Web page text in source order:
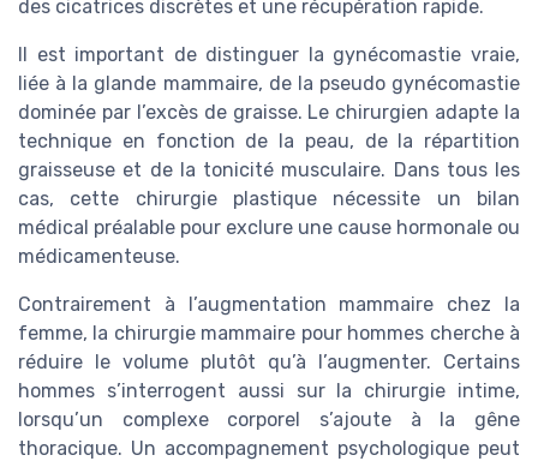
des cicatrices discrètes et une récupération rapide.
Il est important de distinguer la gynécomastie vraie,
liée à la glande mammaire, de la pseudo gynécomastie
dominée par l’excès de graisse. Le chirurgien adapte la
technique en fonction de la peau, de la répartition
graisseuse et de la tonicité musculaire. Dans tous les
cas, cette chirurgie plastique nécessite un bilan
médical préalable pour exclure une cause hormonale ou
médicamenteuse.
Contrairement à l’augmentation mammaire chez la
femme, la chirurgie mammaire pour hommes cherche à
réduire le volume plutôt qu’à l’augmenter. Certains
hommes s’interrogent aussi sur la chirurgie intime,
lorsqu’un complexe corporel s’ajoute à la gêne
thoracique. Un accompagnement psychologique peut